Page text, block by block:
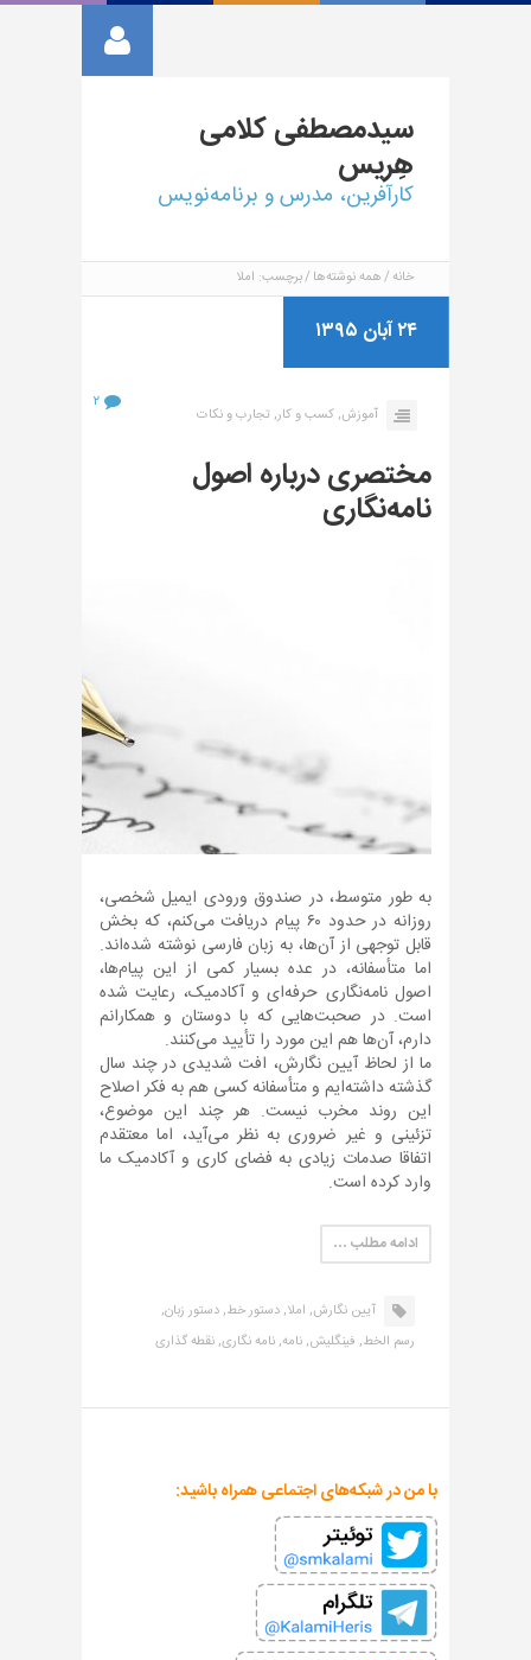
سیدمصطفیکلامی
هِریس
کارآفرین، مدرس و برنامه‌نویس
خانه همه نوشته‌ها برچسب: املا
۲۴ آبان ۱۳۹۵
آموزش,کسب و کار,تجارب و نکات
۲
مختصری درباره اصول
نامه‌نگاری
به طور متوسط، در صندوق ورودی ایمیل شخصی،
روزانه در حدود ۶۰ پیام دریافت می‌کنم، که بخش
قابل توجهی از آن‌ها، به زبان فارسی نوشته شده‌اند.
اما متأسفانه، در عده بسیار کمی از این پیام‌ها،
اصول نامه‌نگاری حرفه‌ای و آکادمیک، رعایت شده
است. در صحبت‌هایی که با دوستان و همکارانم
دارم، آن‌ها هم این مورد را تأیید می‌کنند.
ما از لحاظ آیین نگارش، افت شدیدی در چند سال
گذشته داشته‌ایم و متأسفانه کسی هم به فکر اصلاح
این روند مخرب نیست. هر چند این موضوع،
تزئینی و غیر ضروری به نظر می‌آید، اما معتقدم
اتفاقا صدمات زیادی به فضای کاری و آکادمیک ما
وارد کرده است.
ادامه مطلب …
آیین نگارش, املا,دستور خط,دستور زبان,
رسم الخط, فینگلیش,نامه,نامه نگاری,نقطه گذاری
با من در شبکه‌های اجتماعی همراه باشید: